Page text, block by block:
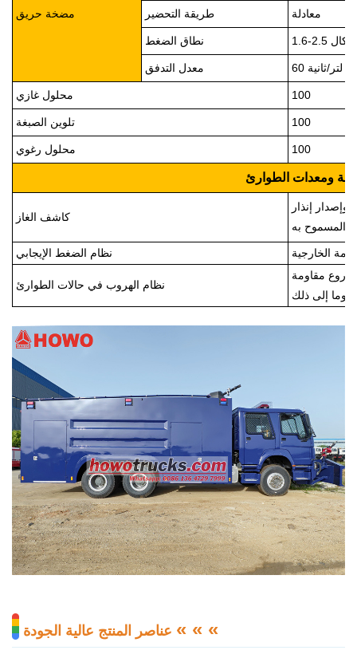
مضخة حريق طريقة التحضير معادلة
نطاق الضغط باسكال
معدل التدفق 60 لتر/ثانية
محلول غازي 100
تلوين الصبغة 100
محلول رغوي 100
ومعدات الطوارئ
كاشف الغاز
وإصدار إنذار
نظام الضغط الإيجابي
نظام الهروب في حالات الطوارئ
ودروع مقاومة
« « «